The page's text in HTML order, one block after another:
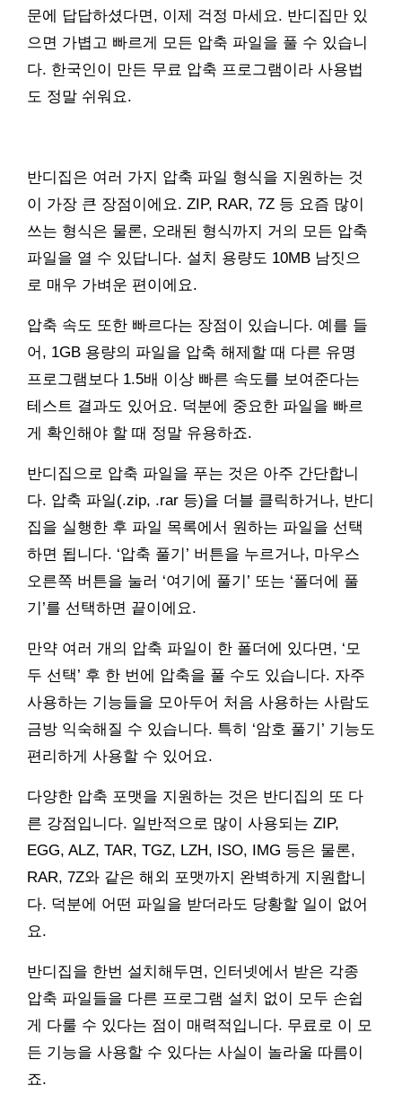
문에 답답하셨다면, 이제 걱정 마세요. 반디집만 있
으면 가볍고 빠르게 모든 압축 파일을 풀 수 있습니
다. 한국인이 만든 무료 압축 프로그램이라 사용법
도 정말 쉬워요.
반디집은 여러 가지 압축 파일 형식을 지원하는 것
이 가장 큰 장점이에요. ZIP, RAR, 7Z 등 요즘 많이
쓰는 형식은 물론, 오래된 형식까지 거의 모든 압축
파일을 열 수 있답니다. 설치 용량도 10MB 남짓으
로 매우 가벼운 편이에요.
압축 속도 또한 빠르다는 장점이 있습니다. 예를 들
어, 1GB 용량의 파일을 압축 해제할 때 다른 유명
프로그램보다 1.5배 이상 빠른 속도를 보여준다는
테스트 결과도 있어요. 덕분에 중요한 파일을 빠르
게 확인해야 할 때 정말 유용하죠.
반디집으로 압축 파일을 푸는 것은 아주 간단합니
다. 압축 파일(.zip, .rar 등)을 더블 클릭하거나, 반디
집을 실행한 후 파일 목록에서 원하는 파일을 선택
하면 됩니다. ‘압축 풀기’ 버튼을 누르거나, 마우스
오른쪽 버튼을 눌러 ‘여기에 풀기’ 또는 ‘폴더에 풀
기’를 선택하면 끝이에요.
만약 여러 개의 압축 파일이 한 폴더에 있다면, ‘모
두 선택’ 후 한 번에 압축을 풀 수도 있습니다. 자주
사용하는 기능들을 모아두어 처음 사용하는 사람도
금방 익숙해질 수 있습니다. 특히 ‘암호 풀기’ 기능도
편리하게 사용할 수 있어요.
다양한 압축 포맷을 지원하는 것은 반디집의 또 다
른 강점입니다. 일반적으로 많이 사용되는 ZIP,
EGG, ALZ, TAR, TGZ, LZH, ISO, IMG 등은 물론,
RAR, 7Z와 같은 해외 포맷까지 완벽하게 지원합니
다. 덕분에 어떤 파일을 받더라도 당황할 일이 없어
요.
반디집을 한번 설치해두면, 인터넷에서 받은 각종
압축 파일들을 다른 프로그램 설치 없이 모두 손쉽
게 다룰 수 있다는 점이 매력적입니다. 무료로 이 모
든 기능을 사용할 수 있다는 사실이 놀라울 따름이
죠.